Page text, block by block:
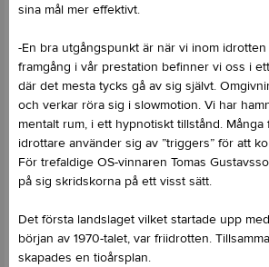
sina mål mer effektivt.
-En bra utgångspunkt är när vi inom idrotten
framgång i vår prestation befinner vi oss i
där det mesta tycks gå av sig självt.
och verkar röra sig i slowmotion. Vi har
mentalt rum, i ett hypnotiskt tillstånd. Många
idrottare använder sig av ”triggers” för att
För trefaldige OS-vinnaren Tomas
på sig skridskorna på ett visst sätt.
Det första landslaget vilket startade upp
början av 1970-talet, var friidrotten.
skapades en tioårsplan.